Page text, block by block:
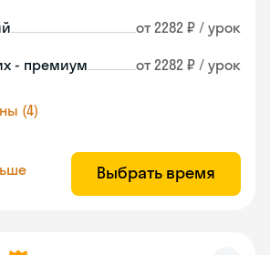
от 2282 ₽ / урок
- премиум от 2282 ₽ / урок
(4)
Выбрать время